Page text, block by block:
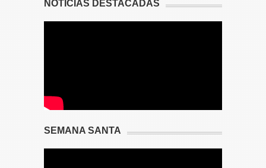
NOTICIAS DESTACADAS
SEMANA SANTA